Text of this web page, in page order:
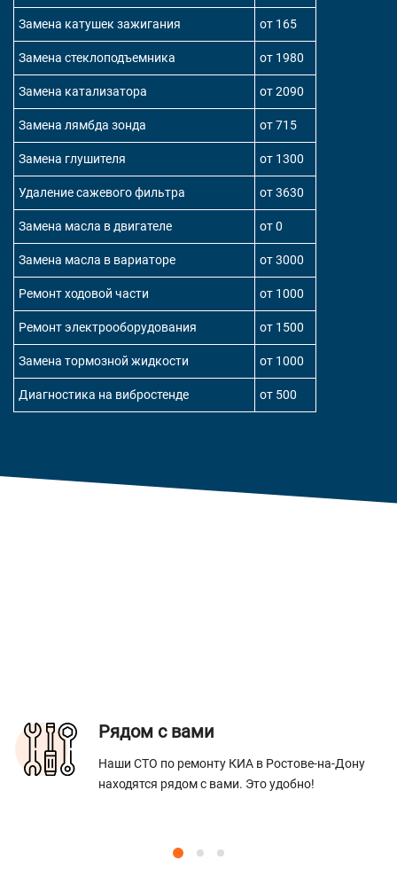
Замена катушек зажигания от 165
Замена стеклоподъемника от 1980
Замена катализатора от 2090
Замена лямбда зонда от 715
Замена глушителя от 1300
Удаление сажевого фильтра от 3630
Замена масла в двигателе от 0
Замена масла в вариаторе от 3000
Ремонт ходовой части от 1000
Ремонт электрооборудования от 1500
Замена тормозной жидкости от 1000
Диагностика на вибростенде от 500
Рядом с вами
Наши СТО по ремонту КИА в Ростове-на-Дону
находятся рядом с вами. Это удобно!